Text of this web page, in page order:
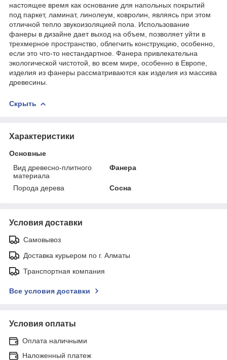
настоящее время как основание для напольных покрытий
под паркет, ламинат, линолеум, коврoлин, являясь при этом
отличной тепло звукоизоляцией пола. Использование
фанеры в дизайне дает выход на объем, позволяет уйти в
трехмерное пространство, облегчить конструкцию, особенно,
если это что-то нестандартное. Фанера привлекательна
экологической чистотой, во всем мире, особенно в Европе,
изделия из фанеры рассматриваются как изделия из массива
древесины.
Скрыть
Характеристики
Основные
Вид древесно-плитного
материала
Фанера
Порода дерева Сосна
Условия доставки
Самовывоз
Доставка курьером по г. Алматы
Транспортная компания
Все условия доставки
Условия оплаты
Оплата наличными
Наложенный платеж